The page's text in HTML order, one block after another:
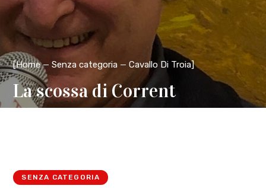
[Home Senza categoria Cavallo Di Troia]
La scossa di Corrent
SENZA CATEGORIA